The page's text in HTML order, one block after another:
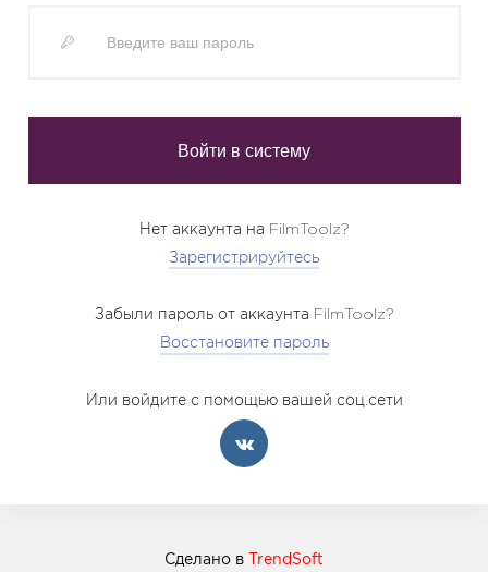
Нет аккаунта на FilmToolz?
Зарегистрируйтесь
Забыли пароль от аккаунта FilmToolz?
Восстановите пароль
Или войдите с помощью вашей соц.сети
Сделано в TrendSoft